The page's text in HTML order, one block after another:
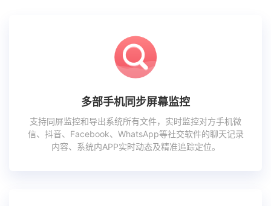
多部手机同步屏幕监控
支持同屏监控和导出系统所有文件，实时监控对方手机微
信、抖音、Facebook、WhatsApp等社交软件的聊天记录
内容、系统内APP实时动态及精准追踪定位。